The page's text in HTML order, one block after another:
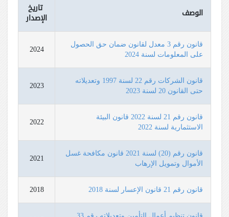
الوصف تاريخ
الإصدار
قانون رقم 3 معدل لقانون ضمان حق الحصول
على المعلومات لسنة 2024
2024
قانون الشركات رقم 22 لسنة 1997 وتعديلاته
حتى القانون 20 لسنة 2023
2023
قانون رقم 21 لسنة 2022 قانون البيئة
الاستثمارية لسنة 2022
2022
قانون رقم (20) لسنة 2021 قانون مكافحة غسل
الأموال وتمويل الإرهاب
2021
قانون رقم 21 قانون الإعسار لسنة 2018 2018